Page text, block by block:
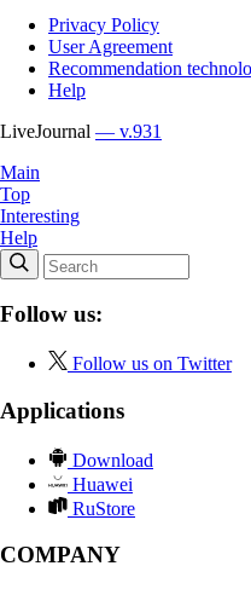
Privacy Policy
User Agreement
Recommendation
Help
LiveJournal — v.931
Main
Top
Interesting
Help
Follow us:
Follow us on Twitter
Applications
Download
Huawei
RuStore
COMPANY